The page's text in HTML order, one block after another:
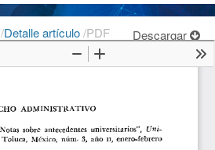
/Detalle artículo/PDF Descargar